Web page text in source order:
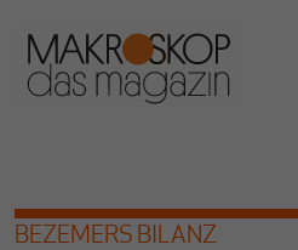
BEZEMERS BILANZ